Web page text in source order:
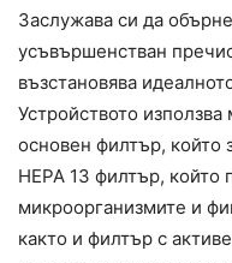
Заслужава си да
усъвършенстван
възстановява
Устройството
основен филтър,
HEPA 13 филтър, който
микроорганизмите и
както и филтър с